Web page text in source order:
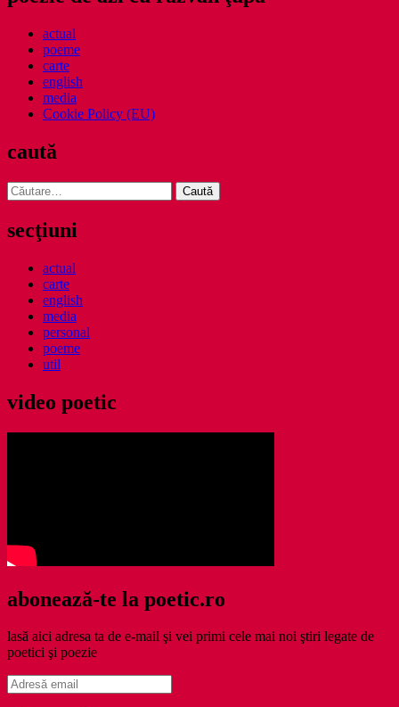
actual
poeme
carte
english
media
Cookie Policy (EU)
caută
Caută
după:
secţiuni
actual
carte
english
media
personal
poeme
util
video poetic
abonează-te la poetic.ro
lasă aici adresa ta de e-mail şi vei primi cele mai noi ştiri legate de
poetici şi poezie
Adresă
email